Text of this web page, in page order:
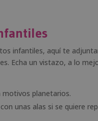
infantiles, aquí te
Echa un vistazo, a lo
motivos planetarios.
unas alas si se quiere